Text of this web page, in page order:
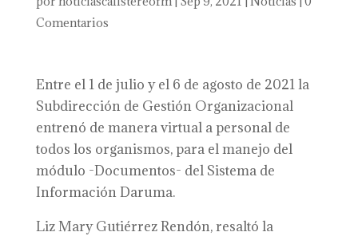
Comentarios
Entre el 1 de julio y el 6 de agosto de 2021 la
Subdirección de Gestión Organizacional
entrenó de manera virtual a personal de
todos los organismos, para el manejo del
módulo -Documentos- del Sistema de
Información Daruma.
Liz Mary Gutiérrez Rendón, resaltó la